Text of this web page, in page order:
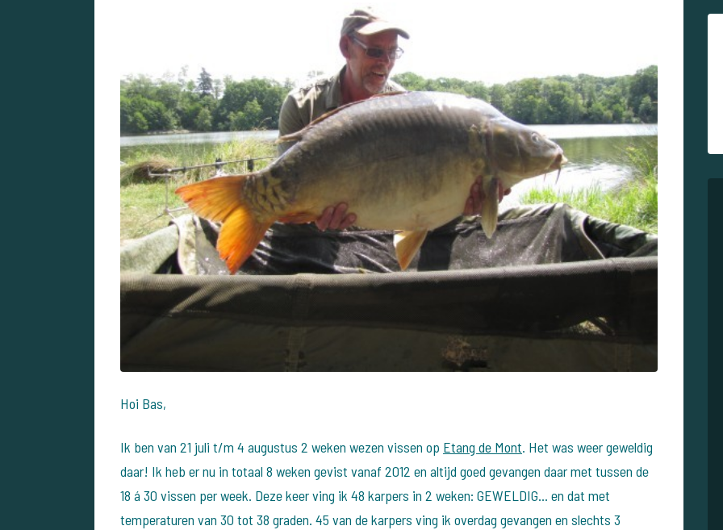
Hoi Bas,
Ik ben van 21 juli t/m 4 augustus 2 weken wezen vissen op Etang de Mont. Het was weer geweldig
daar! Ik heb er nu in totaal 8 weken gevist vanaf 2012 en altijd goed gevangen daar met tussen de
18 á 30 vissen per week. Deze keer ving ik 48 karpers in 2 weken: GEWELDIG... en dat met
temperaturen van 30 tot 38 graden. 45 van de karpers ving ik overdag gevangen en slechts 3